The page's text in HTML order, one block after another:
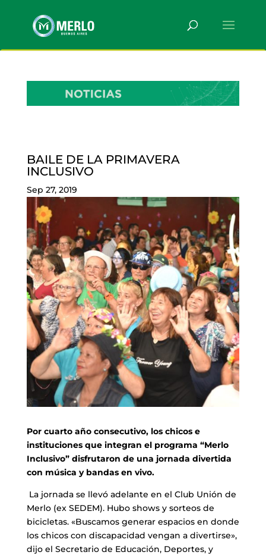
BAILE DE LA PRIMAVERA
INCLUSIVO
Sep 27, 2019
Por cuarto año consecutivo, los chicos e
instituciones que integran el programa “Merlo
Inclusivo” disfrutaron de una jornada divertida
con música y bandas en vivo.
La jornada se llevó adelante en el Club Unión de
Merlo (ex SEDEM). Hubo shows y sorteos de
bicicletas. «Buscamos generar espacios en donde
los chicos con discapacidad vengan a divertirse»,
dijo el Secretario de Educación, Deportes, y